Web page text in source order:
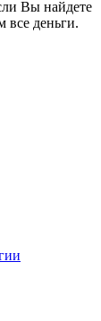
Вы найдете
все деньги.